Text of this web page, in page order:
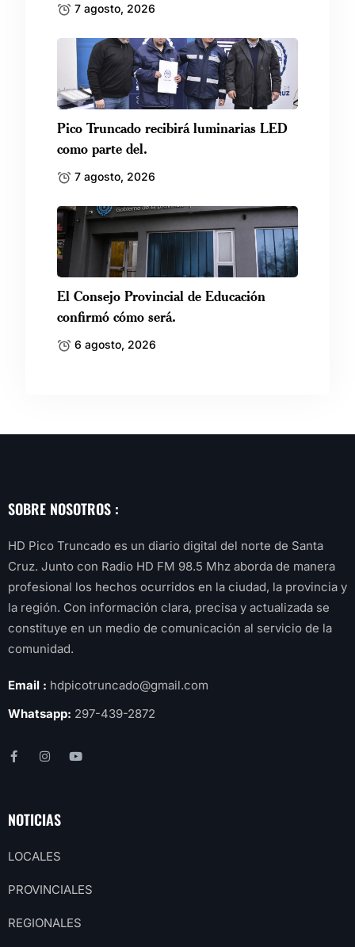
7 agosto, 2026
Pico Truncado recibirá luminarias LED
como parte del.
7 agosto, 2026
El Consejo Provincial de Educación
confirmó cómo será.
6 agosto, 2026
SOBRE NOSOTROS :
HD Pico Truncado es un diario digital del norte de Santa
Cruz. Junto con Radio HD FM 98.5 Mhz aborda de manera
profesional los hechos ocurridos en la ciudad, la provincia y
la región. Con información clara, precisa y actualizada se
constituye en un medio de comunicación al servicio de la
comunidad.
Email : hdpicotruncado@gmail.com
Whatsapp: 297-439-2872
NOTICIAS
LOCALES
PROVINCIALES
REGIONALES